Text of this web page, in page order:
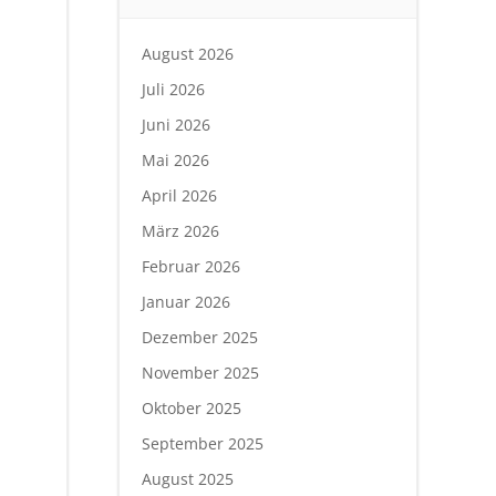
August 2026
Juli 2026
Juni 2026
Mai 2026
April 2026
März 2026
Februar 2026
Januar 2026
Dezember 2025
November 2025
Oktober 2025
September 2025
August 2025